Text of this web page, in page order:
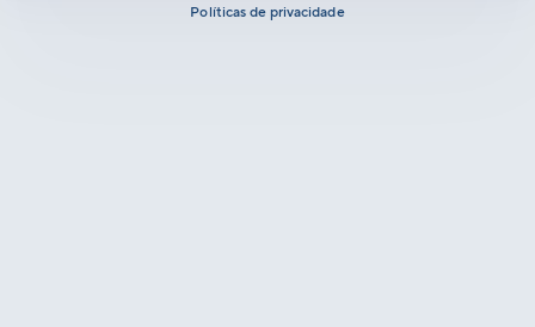
Políticas de privacidade